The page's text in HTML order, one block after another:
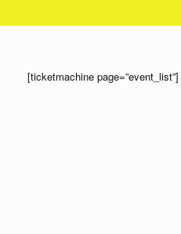
[ticketmachine page=”event_list”]